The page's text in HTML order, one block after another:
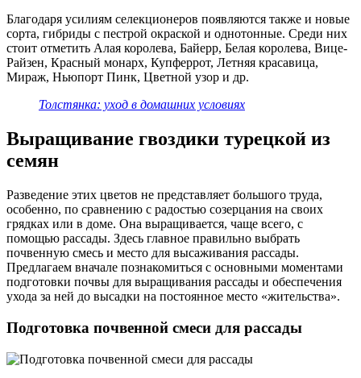
Благодаря усилиям селекционеров появляются также и новые
сорта, гибриды с пестрой окраской и однотонные. Среди них
стоит отметить Алая королева, Байерр, Белая королева, Вице-
Райзен, Красный монарх, Купферрот, Летняя красавица,
Мираж, Ньюпорт Пинк, Цветной узор и др.
Толстянка: уход в домашних условиях
Выращивание гвоздики турецкой из
семян
Разведение этих цветов не представляет большого труда,
особенно, по сравнению с радостью созерцания на своих
грядках или в доме. Она выращивается, чаще всего, с
помощью рассады. Здесь главное правильно выбрать
почвенную смесь и место для высаживания рассады.
Предлагаем вначале познакомиться с основными моментами
подготовки почвы для выращивания рассады и обеспечения
ухода за ней до высадки на постоянное место «жительства».
Подготовка почвенной смеси для рассады